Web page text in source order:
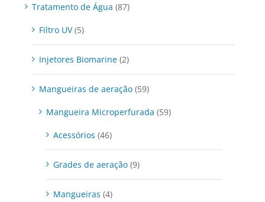
Tratamento de Água (87)
Filtro UV (5)
Injetores Biomarine (2)
Mangueiras de aeração (59)
Mangueira Microperfurada (59)
Acessórios (46)
Grades de aeração (9)
Mangueiras (4)